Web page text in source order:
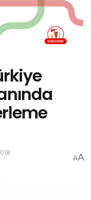
AA